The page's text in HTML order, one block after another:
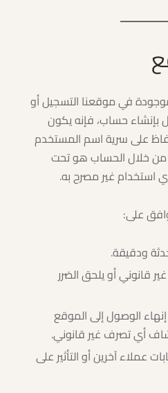
في موقعنا التسجيل أو
بإنشاء حساب، فإنه يكون
على سرية اسم المستخدم
من خلال الحساب هو تحت
استخدام غير مصرح به.
على:
ودقيقة.
قانوني أو يلحق الضرر
إنهاء الوصول إلى الموقع
أي تصرف غير قانوني.
عملاء آخرين أو التأثير على